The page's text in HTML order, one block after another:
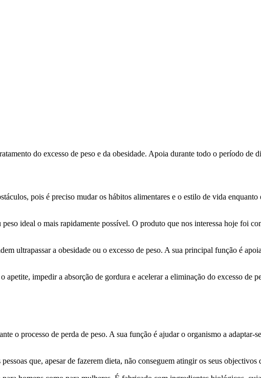
do excesso de peso e da obesidade. Apoia durante todo o período de
pois é preciso mudar os hábitos alimentares e o estilo de vida
ideal o mais rapidamente possível. O produto que nos interessa hoje foi
ultrapassar a obesidade ou o excesso de peso. A sua principal função é
impedir a absorção de gordura e acelerar a eliminação do excesso de
o processo de perda de peso. A sua função é ajudar o organismo a adaptar-
que, apesar de fazerem dieta, não conseguem atingir os seus objectivos